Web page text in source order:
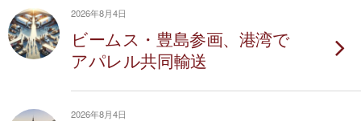
2026年8月4日
ビームス・豊島参画、港湾で
アパレル共同輸送
2026年8月4日